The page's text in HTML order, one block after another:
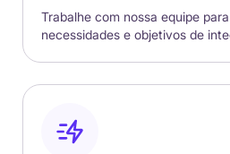
Trabalhe com nossa equipe
necessidades e objetivos de